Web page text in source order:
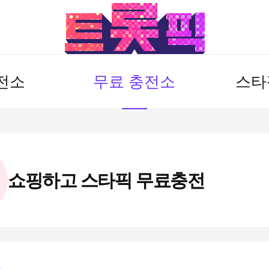
소 무료 충전소 스
쇼핑하고 스타픽 무료충전